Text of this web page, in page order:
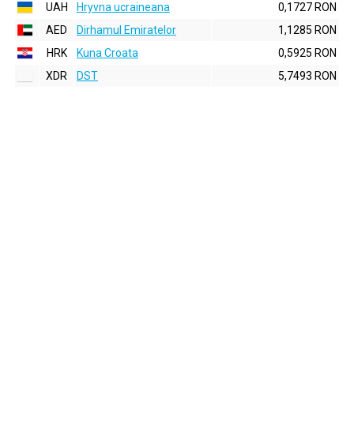
UAH
Hryvna ucraineana
0,1727 RON
AED
Dirhamul Emiratelor
1,1285 RON
HRK
Kuna Croata
0,5925 RON
XDR
DST 5,7493 RON